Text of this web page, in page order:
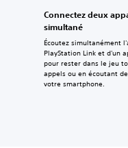
Connectez deux
simultané
Écoutez simultanément
PlayStation Link et d'un
pour rester dans le jeu
appels ou en écoutant
votre smartphone.